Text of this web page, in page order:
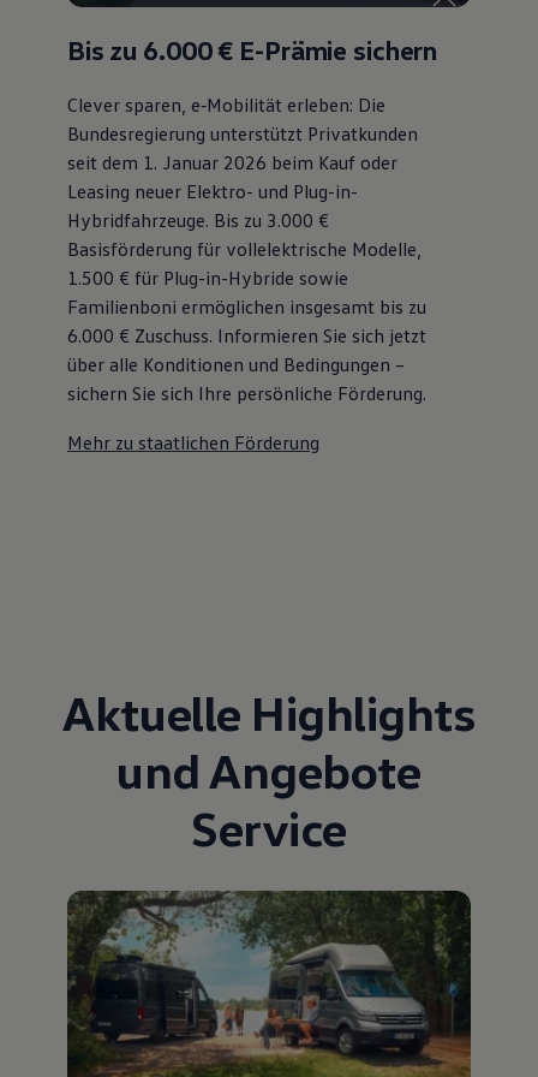
Fahrzeugabholung ab Werk
Uptime
Bis zu 6.000 € E-Prämie sichern
Clever sparen, e‑Mobilität erleben: Die
Bundesregierung unterstützt Privatkunden
seit dem 1. Januar 2026 beim Kauf oder
Leasing neuer Elektro- und Plug-in-
Hybridfahrzeuge. Bis zu 3.000 €
Basisförderung für vollelektrische Modelle,
1.500 € für Plug-in-Hybride sowie
Familienboni ermöglichen insgesamt bis zu
6.000 € Zuschuss⁠. Informieren Sie sich jetzt
über alle Konditionen und Bedingungen –
sichern Sie sich Ihre persönliche Förderung.
Mehr zu staatlichen Förderung
Aktuelle Highlights
und Angebote
Service